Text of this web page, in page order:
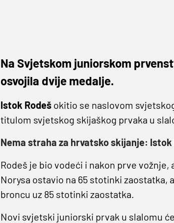
Na Svjetskom juniorskom
osvojila dvije medalje.
Istok Rodešokitio se naslovom
titulom svjetskog skijaškog prvaka u
Nema straha za hrvatsko skijanje:
Rodeš je bio vodeći i nakon prve
Norysa ostavio na 65 stotinki
broncu uz 85 stotinki zaostatka.
Novi svjetski juniorski prvak u slalomu